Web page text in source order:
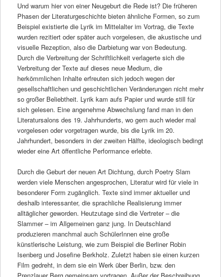
Und warum hier von einer Neugeburt die Rede ist? Die früheren
Phasen der Literaturgeschichte bieten ähnliche Formen, so zum
Beispiel existierte die Lyrik im Mittelalter im Vortrag, die Texte
wurden rezitiert oder später auch vorgelesen, die akustische und
visuelle Rezeption, also die Darbietung war von Bedeutung.
Durch die Verbreitung der Schriftlichkeit verlagerte sich die
Verbreitung der Texte auf dieses neue Medium, die
herkömmlichen Inhalte erfreuten sich jedoch wegen der
gesellschaftlichen und geschichtlichen Veränderungen nicht mehr
so großer Beliebtheit. Lyrik kam aufs Papier und wurde still für
sich gelesen. Eine angenehme Abwechslung fand man in den
Literatursalons des 19. Jahrhunderts, wo gern auch wieder mal
vorgelesen oder vorgetragen wurde, bis die Lyrik im 20.
Jahrhundert, besonders in der zweiten Hälfte, ideologisch bedingt
wieder eine Art öffentliche Performance erlebte.
Durch die Geburt der neuen Art Dichtung, durch Poetry Slam
werden viele Menschen angesprochen, Literatur wird für viele in
besonderer Form zugänglich. Texte sind immer aktueller und
deshalb interessanter, die sprachliche Realisierung immer
alltäglicher geworden. Heutzutage sind die Vertreter – die
Slammer – im Allgemeinen ganz jung. In Deutschland
produzieren manchmal auch SchülerInnen eine große
künstlerische Leistung, wie zum Beispiel die Berliner Robin
Isenberg und Josefine Berkholz. Zuletzt haben sie einen kurzen
Film gedreht, in dem sie ein Werk über Berlin, bzw. den